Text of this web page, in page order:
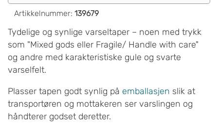
Artikkelnummer: 139679
Tydelige og synlige varseltaper – noen med trykk
som "Mixed gods eller Fragile/ Handle with care"
og andre med karakteristiske gule og svarte
varselfelt.
Plasser tapen godt synlig på emballasjen slik at
transportøren og mottakeren ser varslingen og
håndterer godset deretter.